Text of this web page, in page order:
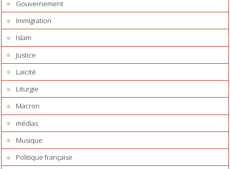
Gouvernement
Immigration
Islam
Justice
Laïcité
Liturgie
Macron
médias
Musique
Politique française